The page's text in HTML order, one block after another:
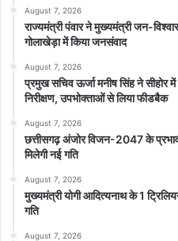
August 7, 2026
राज्यमंत्री पंवार ने मुख्यमंत्री जन-
गोलाखेड़ा में किया जनसंवाद
August 7, 2026
प्रमुख सचिव ऊर्जा मनीष सिंह ने सीहोर
निरीक्षण, उपभोक्ताओं से लिया फीडबैक
August 7, 2026
छत्तीसगढ़ अंजोर विजन-2047 के
मिलेगी नई गति
August 7, 2026
मुख्यमंत्री योगी आदित्यनाथ के 1
गति
August 7, 2026